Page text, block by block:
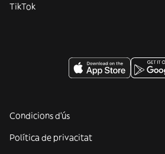
TikTok
Condicions d'ús
Política de privacitat